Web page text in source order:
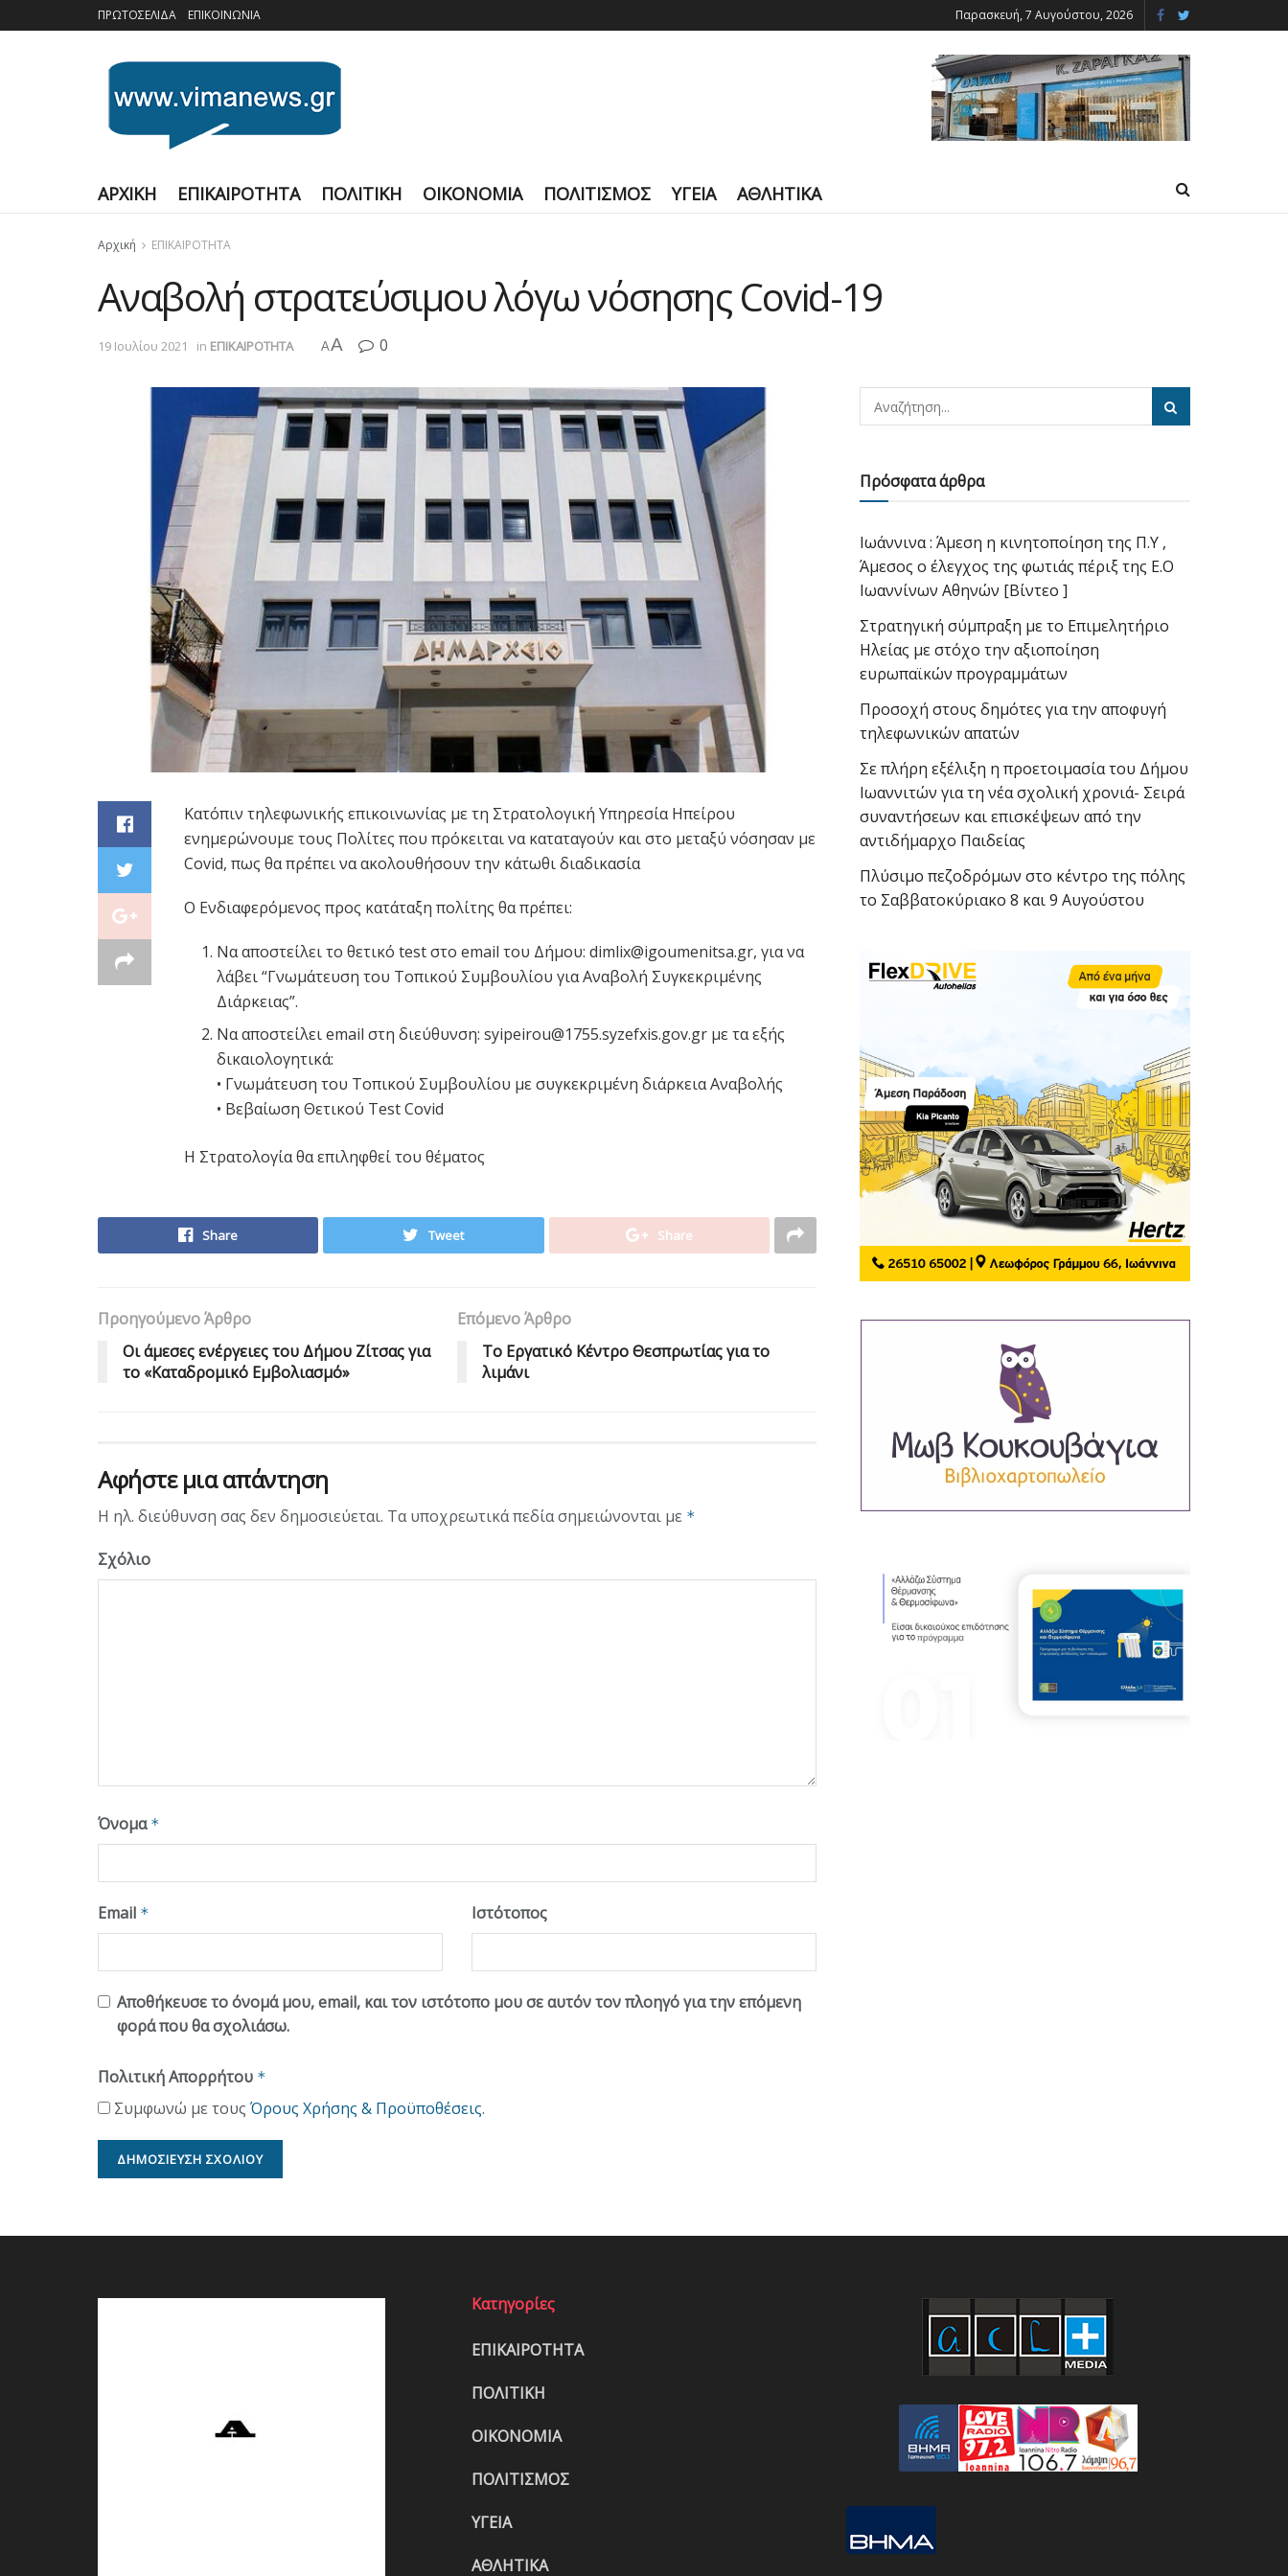
ΠΡΩΤΟΣΕΛΙΔΑ ΕΠΙΚΟΙΝΩΝΙΑ Παρασκευή, 7 Αυγούστου, 2026
ΑΡΧΙΚΗ ΕΠΙΚΑΙΡΟΤΗΤΑ ΠΟΛΙΤΙΚΗ ΟΙΚΟΝΟΜΙΑ ΠΟΛΙΤΙΣΜΟΣ ΥΓΕΙΑ ΑΘΛΗΤΙΚΑ
Αρχική ΕΠΙΚΑΙΡΟΤΗΤΑ
Αναβολή στρατεύσιμου λόγω νόσησης Covid-19
19 Ιουλίου 2021 in ΕΠΙΚΑΙΡΟΤΗΤΑ AA 0
Κατόπιν τηλεφωνικής επικοινωνίας με τη Στρατολογική Υπηρεσία Ηπείρου
ενημερώνουμε τους Πολίτες που πρόκειται να καταταγούν και στο μεταξύ νόσησαν με
Covid, πως θα πρέπει να ακολουθήσουν την κάτωθι διαδικασία
Ο Ενδιαφερόμενος προς κατάταξη πολίτης θα πρέπει:
Να αποστείλει το θετικό test στο email του Δήμου: dimlix@igoumenitsa.gr, για να
λάβει “Γνωμάτευση του Τοπικού Συμβουλίου για Αναβολή Συγκεκριμένης
Διάρκειας”.
Να αποστείλει email στη διεύθυνση: syipeirou@1755.syzefxis.gov.gr με τα εξής
δικαιολογητικά:
• Γνωμάτευση του Τοπικού Συμβουλίου με συγκεκριμένη διάρκεια Αναβολής
• Βεβαίωση Θετικού Test Covid
H Στρατολογία θα επιληφθεί του θέματος
Share Tweet Share
Προηγούμενο Άρθρο
Οι άμεσες ενέργειες του Δήμου Ζίτσας για
το «Καταδρομικό Εμβολιασμό»
Επόμενο Άρθρο
Το Eργατικό Κέντρο Θεσπρωτίας για το
λιμάνι
Αφήστε μια απάντηση
Η ηλ. διεύθυνση σας δεν δημοσιεύεται. Τα υποχρεωτικά πεδία σημειώνονται με *
Σχόλιο
Όνομα *
Email * Ιστότοπος
Αποθήκευσε το όνομά μου, email, και τον ιστότοπο μου σε αυτόν τον πλοηγό για την επόμενη
φορά που θα σχολιάσω.
Πολιτική Απορρήτου *
Συμφωνώ με τους Όρους Χρήσης & Προϋποθέσεις.
Πρόσφατα άρθρα
Ιωάννινα : Άμεση η κινητοποίηση της Π.Υ ,
Άμεσος ο έλεγχος της φωτιάς πέριξ της Ε.Ο
Ιωαννίνων Αθηνών [Βίντεο ]
Στρατηγική σύμπραξη με το Επιμελητήριο
Ηλείας με στόχο την αξιοποίηση
ευρωπαϊκών προγραμμάτων
Προσοχή στους δημότες για την αποφυγή
τηλεφωνικών απατών
Σε πλήρη εξέλιξη η προετοιμασία του Δήμου
Ιωαννιτών για τη νέα σχολική χρονιά- Σειρά
συναντήσεων και επισκέψεων από την
αντιδήμαρχο Παιδείας
Πλύσιμο πεζοδρόμων στο κέντρο της πόλης
το Σαββατοκύριακο 8 και 9 Αυγούστου
Κατηγορίες
ΕΠΙΚΑΙΡΟΤΗΤΑ
ΠΟΛΙΤΙΚΗ
ΟΙΚΟΝΟΜΙΑ
ΠΟΛΙΤΙΣΜΟΣ
ΥΓΕΙΑ
ΑΘΛΗΤΙΚΑ